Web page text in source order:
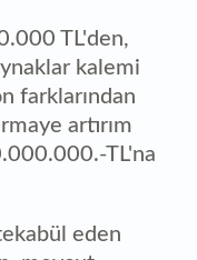
TL'den,
kalemi
farklarından
artırım
TL'na
eden